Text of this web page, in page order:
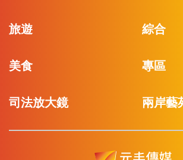
旅遊 綜合
美食 專區
司法放大鏡 兩岸藝